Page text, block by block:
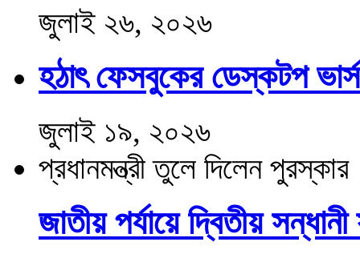
জুলাই ২৬, ২০২৬
হঠাৎ ফেসবুকের ডেস্কটপ
জুলাই ১৯, ২০২৬
প্রধানমন্ত্রী তুলে দিলেন পুরস্কার
জাতীয় পর্যায়ে দ্বিতীয়